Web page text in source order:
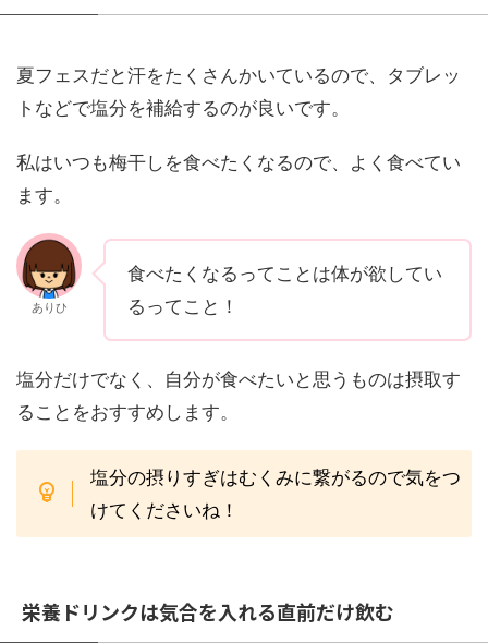
夏フェスだと汗をたくさんかいているので、タブレッ
トなどで塩分を補給するのが良いです。
私はいつも梅干しを食べたくなるので、よく食べてい
ます。
ありひ
食べたくなるってことは体が欲してい
るってこと！
塩分だけでなく、自分が食べたいと思うものは摂取す
ることをおすすめします。
塩分の摂りすぎはむくみに繋がるので気をつ
けてくださいね！
栄養ドリンクは気合を入れる直前だけ飲む